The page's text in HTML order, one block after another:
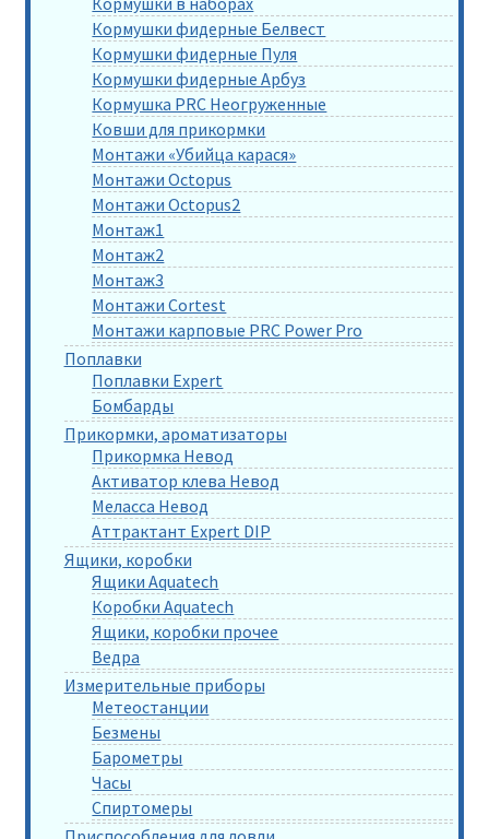
Кормушки фидерные Белвест
Кормушки фидерные Пуля
Кормушки фидерные Арбуз
Кормушка PRC Неогруженные
Ковши для прикормки
Монтажи «Убийца карася»
Монтажи Octopus
Монтажи Octopus2
Монтаж1
Монтаж2
Монтаж3
Монтажи Cortest
Монтажи карповые PRC Power Pro
Поплавки
Поплавки Expert
Бомбарды
Прикормки, ароматизаторы
Прикормка Невод
Активатор клева Невод
Меласса Невод
Аттрактант Expert DIP
Ящики, коробки
Ящики Aquatech
Коробки Aquatech
Ящики, коробки прочее
Ведра
Измерительные приборы
Метеостанции
Безмены
Барометры
Часы
Спиртомеры